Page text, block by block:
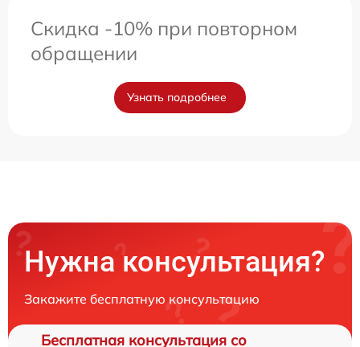
Скидка -10% при повторном
обращении
Узнать подробнее
Нужна консультация?
Закажите бесплатную консультацию
Бесплатная консультация со